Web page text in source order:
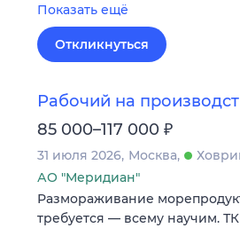
Показать ещё
Откликнуться
Рабочий на
85 000–117 000 ₽
31 июля 2026 Москва
АО "Меридиан"
Размораживание
требуется — всему научим.